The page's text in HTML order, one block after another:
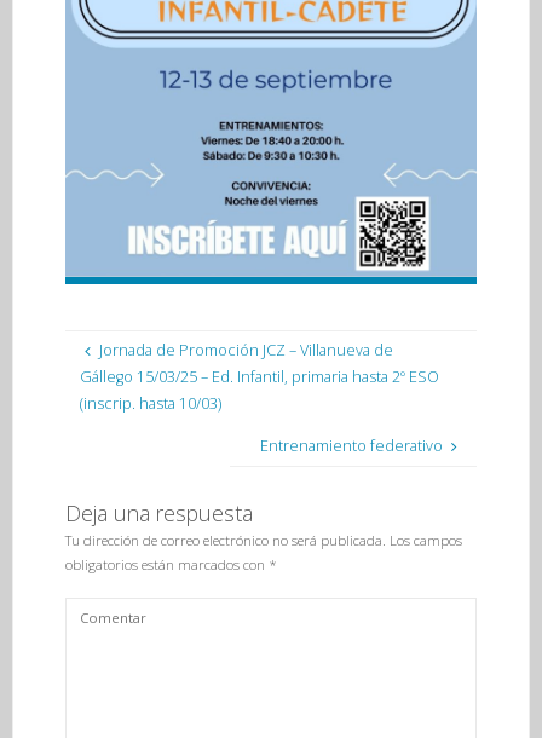
Jornada de Promoción JCZ – Villanueva de
Gállego 15/03/25 – Ed. Infantil, primaria hasta 2º ESO
(inscrip. hasta 10/03)
Entrenamiento federativo
Deja una respuesta
Tu dirección de correo electrónico no será publicada. Los campos
obligatorios están marcados con *